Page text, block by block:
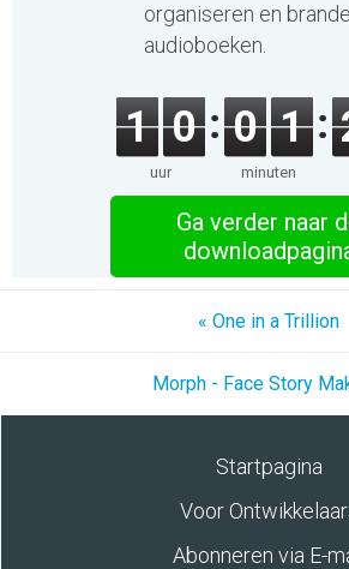
organiseren en
audioboeken.
1 0
uur
0 1
minuten
Ga verder naar
« One in a Trillion
Morph - Face Story
Startpagina
Voor
Abonneren via E-